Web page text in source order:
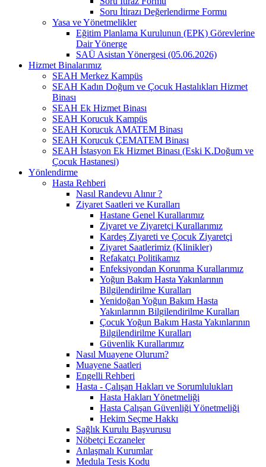
Soru İtirazı Değerlendirme Formu
Yasa ve Yönetmelikler
Eğitim Planlama Kurulunun (EPK) Görevlerine
Dair Yönerge
SAÜ Asistan Yönergesi (05.06.2026)
Hizmet Binalarımız
SEAH Merkez Kampüs
SEAH Kadın Doğum ve Çocuk Hastalıkları Hizmet
Binası
SEAH Ek Hizmet Binası
SEAH Korucuk Kampüs
SEAH Korucuk AMATEM Binası
SEAH Korucuk ÇEMATEM Binası
SEAH İstasyon Ek Hizmet Binası (Eski K.Doğum ve
Çocuk Hastanesi)
Yönlendirme
Hasta Rehberi
Nasıl Randevu Alınır ?
Ziyaret Saatleri ve Kuralları
Hastane Genel Kurallarımız
Ziyaret ve Ziyaretçi Kurallarımız
Kardeş Ziyareti ve Çocuk Ziyaretçi
Ziyaret Saatlerimiz (Klinikler)
Refakatçı Politikamız
Enfeksiyondan Korunma Kurallarımız
Yoğun Bakım Hasta Yakınlarının
Bilgilendirilme Kuralları
Yenidoğan Yoğun Bakım Hasta
Yakınlarının Bilgilendirilme Kuralları
Çocuk Yoğun Bakım Hasta Yakınlarının
Bilgilendirilme Kuralları
Güvenlik Kurallarımız
Nasıl Muayene Olurum?
Muayene Saatleri
Engelli Rehberi
Hasta - Çalışan Hakları ve Sorumlulukları
Hasta Hakları Yönetmeliği
Hasta Çalışan Güvenliği Yönetmeliği
Hekim Seçme Hakkı
Sağlık Kurulu Başvurusu
Nöbetçi Eczaneler
Anlaşmalı Kurumlar
Medula Tesis Kodu